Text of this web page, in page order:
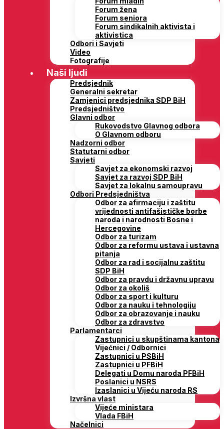
Forum žena
Forum seniora
Forum sindikalnih aktivista i
aktivistica
Odbori i Savjeti
Video
Fotografije
Naši ljudi
Predsjednik
Generalni sekretar
Zamjenici predsjednika SDP BiH
Predsjedništvo
Glavni odbor
Rukovodstvo Glavnog odbora
O Glavnom odboru
Nadzorni odbor
Statutarni odbor
Savjeti
Savjet za ekonomski razvoj
Savjet za razvoj SDP BiH
Savjet za lokalnu samoupravu
Odbori Predsjedništva
Odbor za afirmaciju i zaštitu
vrijednosti antifašističke borbe
naroda i narodnosti Bosne i
Hercegovine
Odbor za turizam
Odbor za reformu ustava i ustavna
pitanja
Odbor za rad i socijalnu zaštitu
SDP BiH
Odbor za pravdu i državnu upravu
Odbor za okoliš
Odbor za sport i kulturu
Odbor za nauku i tehnologiju
Odbor za obrazovanje i nauku
Odbor za zdravstvo
Parlamentarci
Zastupnici u skupštinama kantona
Vijećnici / Odbornici
Zastupnici u PSBiH
Zastupnici u PFBiH
Delegati u Domu naroda PFBiH
Poslanici u NSRS
Izaslanici u Vijeću naroda RS
Izvršna vlast
Vijeće ministara
Vlada FBiH
Načelnici